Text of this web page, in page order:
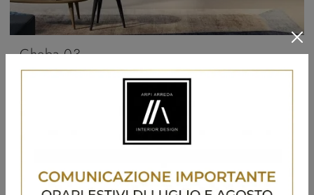
Cheba 03
Vuoi progettare un living operativo e pratico? Ti presentiamo la parete attrezzata Cheba 03 Fratelli Mirandola dalle linee decise moderne.